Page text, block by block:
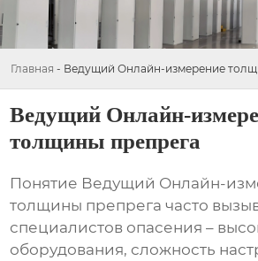
Главная - Ведущий Онлайн-измерение
Ведущий Онлайн-
толщины препрега
Понятие Ведущий Онлайн-
толщины препрега часто
специалистов опасения –
оборудования, сложность